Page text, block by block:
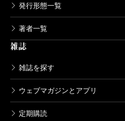
発行形態一覧
著者一覧
雑誌
雑誌を探す
ウェブマガジンとアプリ
定期購読